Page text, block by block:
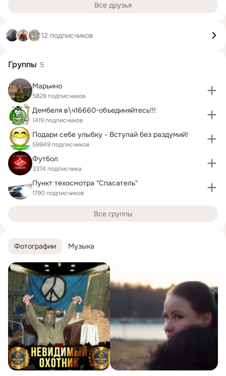
Фотографии Музыка
Все друзья
12 подписчиков
Группы 5
Марьино
5826 подписчиков
Дембеля в\ч16660-объединяйтесь!!!
1419 подписчиков
Подари себе улыбку - Вступай без раздумий!
59949 подписчиков
Футбол
3374 подписчика
Пункт техосмотра "Спасатель"
1790 подписчиков
Все группы